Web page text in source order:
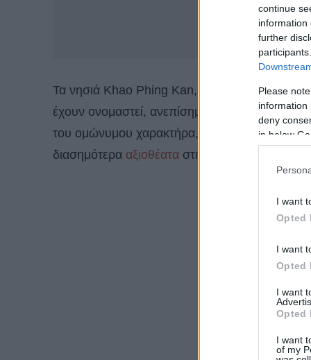
continue
information
further
Please
information
deny
in below
I want
Opted
I want
Opted
I want
Opted
I want
of my
Τα νησιά Khao Phing Kan, που σημαίνει «Ο
έχουν ονομαστεί, ανεπίσημα, ως νησιά του
του ομώνυμου χαρακτήρα, με τίτλο The Man
διασημότερα αξιοθέατα στη χώρα.